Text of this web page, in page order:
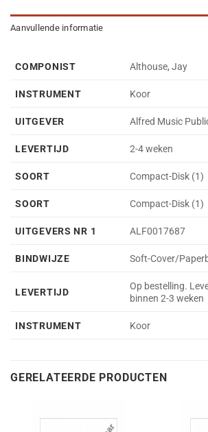
Aanvullende informatie
COMPONIST Althouse, Jay
INSTRUMENT Koor
UITGEVER Alfred Music
LEVERTIJD 2-4 weken
SOORT Compact-Disk (1)
SOORT Compact-Disk (1)
UITGEVERS NR 1 ALF0017687
BINDWIJZE Soft-Cover/
LEVERTIJD
Op bestelling.
binnen 2-3 weken
INSTRUMENT Koor
GERELATEERDE PRODUCTEN